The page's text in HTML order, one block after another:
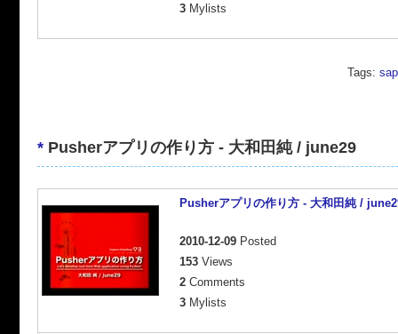
3 Mylists
Tags:
* Pusherアプリの作り方 - 大和田純 / june29
Pusherアプリの作り方 - 大和田純 /
2010-12-09 Posted
153 Views
2 Comments
3 Mylists